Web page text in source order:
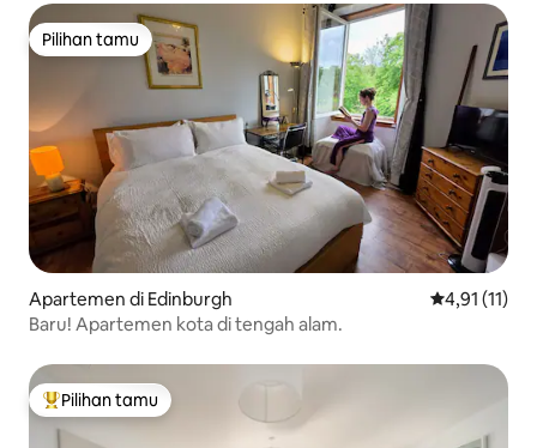
Pilihan tamu
Pilihan tamu
Apartemen di Edinburgh Nilai rata-
4,91 (11)
Baru! Apartemen kota di tengah alam.
Pilihan tamu terpopuler
Pilihan tamu